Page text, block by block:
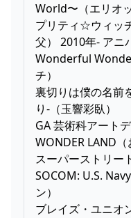
World〜（エリオ
プリティ☆ウィッ
父） 2010年- アニ
Wonderful
チ）
裏切りは僕の名前
り-（玉響彩臥）
GA 芸術科アート
WONDER LAND（
スーパーストリー
SOCOM: U.S.
ン）
ブレイズ・ユニオ